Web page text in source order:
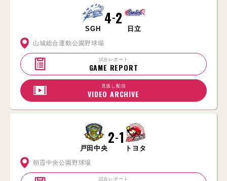
SGH
4-2
日立
山城総合運動公園野球場
試合レポート
GAME REPORT
見逃し配信
VIDEO ARCHIVE
戸田中央
2-1
トヨタ
朝霞中央公園野球場
試合レポート